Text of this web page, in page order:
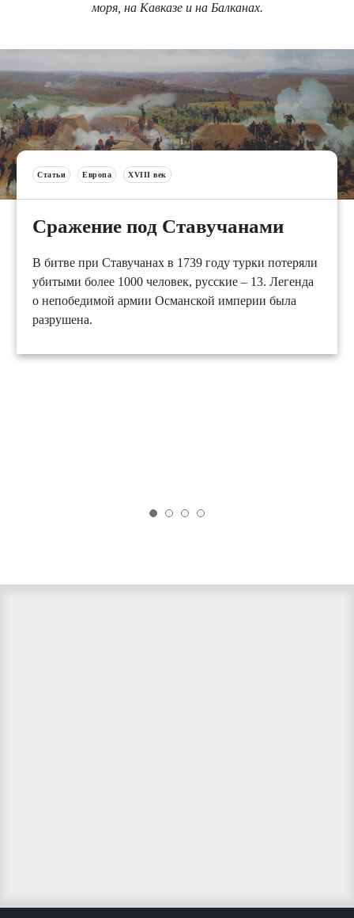
моря, на Кавказе и на Балканах.
Статьи Европа XVIII век
Сражение под Ставучанами
В битве при Ставучанах в 1739 году турки потеряли
убитыми более 1000 человек, русские – 13. Легенда
о непобедимой армии Османской империи была
разрушена.